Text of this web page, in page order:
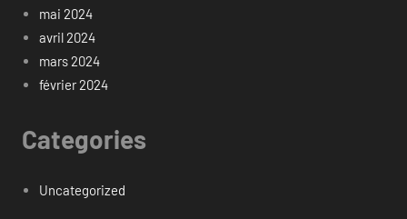
mai 2024
avril 2024
mars 2024
février 2024
Categories
Uncategorized